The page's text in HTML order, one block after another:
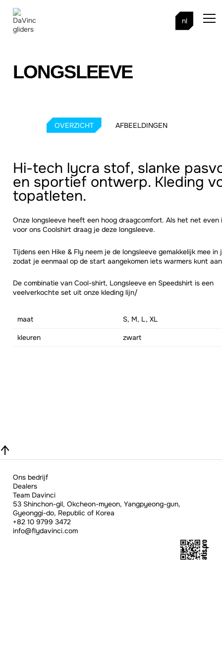
nl
LONGSLEEVE
OVERZICHT AFBEELDINGEN
Hi-tech lycra stof, slanke
en sportief ontwerp. Kleding
topatleten.
Onze longsleeve heeft een hoog draagcomfort. Als het net
voor ons Coolshirt draag je deze longsleeve.
Tijdens een Hike & Fly neem je de longsleeve gemakkelijk mee in
zodat je eenmaal op de start aangekomen iets warmers kunt
De combinatie van Cool-shirt, Longsleeve en Speedshirt is een
veelverkochte set uit onze kleding lijn/
maat S, M, L, XL
kleuren zwart
↑
Ons bedrijf
Dealers
Team Davinci
53 Shinchon-gil, Okcheon-myeon, Yangpyeong-gun,
Gyeonggi-do, Republic of Korea
+82 10 9799 3472
info@flydavinci.com